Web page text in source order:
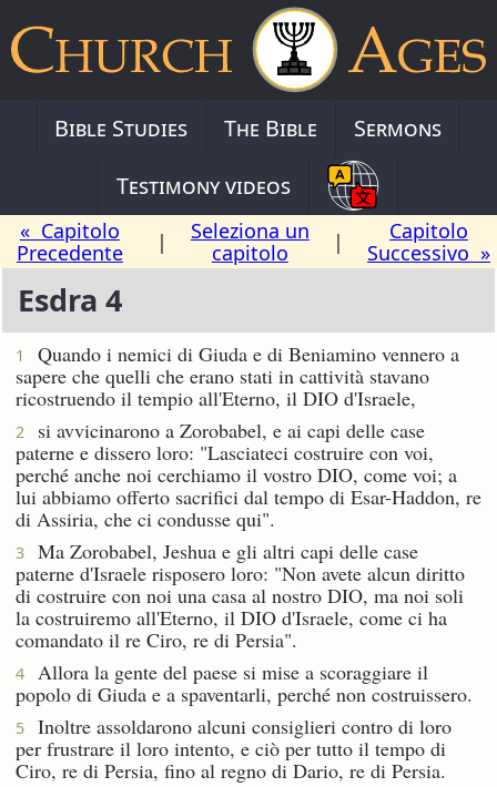
Bible Studies The Bible
Sermons
Testimony videos
« Capitolo
Precedente
|
Seleziona un
capitolo
|
Capitolo
Successivo »
Esdra 4
1
Quando i nemici di Giuda e di Beniamino vennero a
sapere che quelli che erano stati in cattività stavano
ricostruendo il tempio all'Eterno, il DIO d'Israele,
2
si avvicinarono a Zorobabel, e ai capi delle case
paterne e dissero loro: "Lasciateci costruire con voi,
perché anche noi cerchiamo il vostro DIO, come voi; a
lui abbiamo offerto sacrifici dal tempo di Esar-Haddon, re
di Assiria, che ci condusse qui".
3
Ma Zorobabel, Jeshua e gli altri capi delle case
paterne d'Israele risposero loro: "Non avete alcun diritto
di costruire con noi una casa al nostro DIO, ma noi soli
la costruiremo all'Eterno, il DIO d'Israele, come ci ha
comandato il re Ciro, re di Persia".
4
Allora la gente del paese si mise a scoraggiare il
popolo di Giuda e a spaventarli, perché non costruissero.
5
Inoltre assoldarono alcuni consiglieri contro di loro
per frustrare il loro intento, e ciò per tutto il tempo di
Ciro, re di Persia, fino al regno di Dario, re di Persia.